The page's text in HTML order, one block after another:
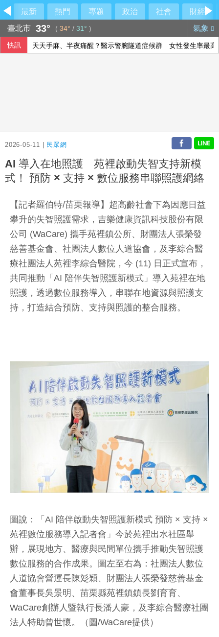
最新 熱門 專題 政治 社會
財經
臺北市 33° ( 34° / 31° ) 氣象
快訊 天天手麻、半夜痛醒？醫示警腕隧道症候群 女性發生率最高
2026-05-11 | 民眾網
AI 導入在地照護 苑裡啟動失智支持新模
式！ 預防 × 支持 × 數位服務串聯照護網絡
【記者羅伯特/苗栗報導】超高齡社會下為因應日益
攀升的失智照護需求，吉樂健康資訊科技股份有限
公司 (WaCare) 攜手苑裡鎮公所、財團法人張榮發
慈善基金會、社團法人數位人道協會，及李綜合醫
療社團法人苑裡李綜合醫院，今 (11) 日正式宣布，
共同推動「AI 陪伴失智照護新模式」導入苑裡在地
照護，透過數位服務導入，串聯在地資源與照護支
持，打造結合預防、支持與照護的整合服務。
圖說：「AI 陪伴啟動失智照護新模式 預防 × 支持 ×
苑裡數位服務導入記者會」今於苑裡出水社區舉
辦，展現地方、醫療與民間單位攜手推動失智照護
數位服務的合作成果。圖左至右為：社團法人數位
人道協會營運長陳彣穎、財團法人張榮發慈善基金
會董事長吳景明、苗栗縣苑裡鎮鎮長劉育育、
WaCare創辦人暨執行長潘人豪，及李綜合醫療社團
法人特助曾世懷。（圖/WaCare提供）